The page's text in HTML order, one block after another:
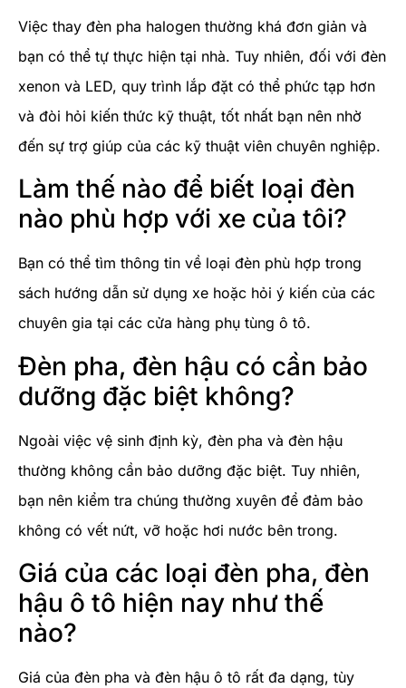
Việc thay đèn pha halogen thường khá đơn giản và
bạn có thể tự thực hiện tại nhà. Tuy nhiên, đối với đèn
xenon và LED, quy trình lắp đặt có thể phức tạp hơn
và đòi hỏi kiến thức kỹ thuật, tốt nhất bạn nên nhờ
đến sự trợ giúp của các kỹ thuật viên chuyên nghiệp.
Làm thế nào để biết loại đèn
nào phù hợp với xe của tôi?
Bạn có thể tìm thông tin về loại đèn phù hợp trong
sách hướng dẫn sử dụng xe hoặc hỏi ý kiến của các
chuyên gia tại các cửa hàng phụ tùng ô tô.
Đèn pha, đèn hậu có cần bảo
dưỡng đặc biệt không?
Ngoài việc vệ sinh định kỳ, đèn pha và đèn hậu
thường không cần bảo dưỡng đặc biệt. Tuy nhiên,
bạn nên kiểm tra chúng thường xuyên để đảm bảo
không có vết nứt, vỡ hoặc hơi nước bên trong.
Giá của các loại đèn pha, đèn
hậu ô tô hiện nay như thế
nào?
Giá của đèn pha và đèn hậu ô tô rất đa dạng, tùy